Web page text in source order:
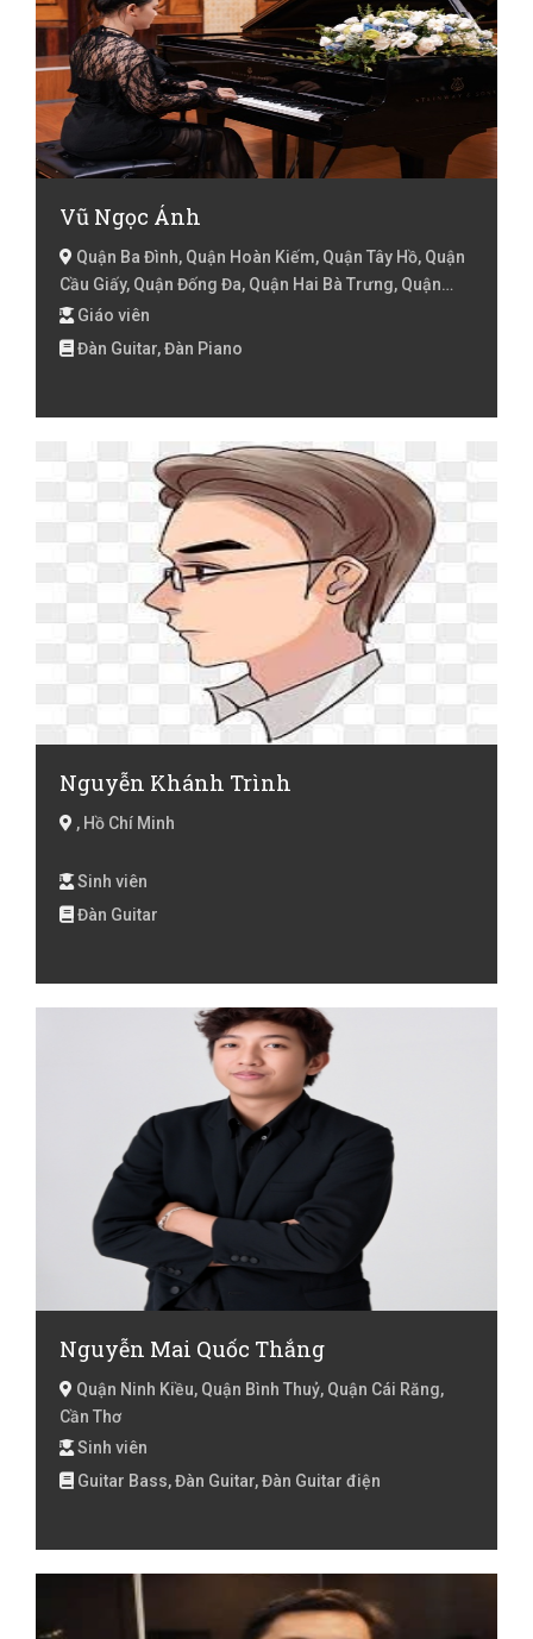
Vũ Ngọc Ánh
Quận Ba Đình, Quận Hoàn Kiếm, Quận Tây Hồ, Quận
Cầu Giấy, Quận Đống Đa, Quận Hai Bà Trưng, Quận
Thanh Xuân, Huyện Thanh Trì, Quận Hà Đông, Hà Nội
Giáo viên
Đàn Guitar, Đàn Piano
Nguyễn Khánh Trình
, Hồ Chí Minh
Sinh viên
Đàn Guitar
Nguyễn Mai Quốc Thắng
Quận Ninh Kiều, Quận Bình Thuỷ, Quận Cái Răng,
Cần Thơ
Sinh viên
Guitar Bass, Đàn Guitar, Đàn Guitar điện